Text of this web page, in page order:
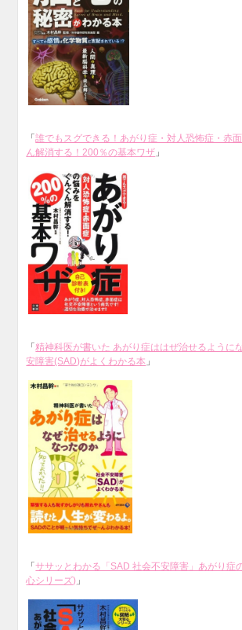
「誰でもスグできる！あがり症・対人恐怖症・赤
ん解消する！200％の基本ワザ 」
「精神科医が書いた あがり症ははぜ治せるように
安障害(SAD)がよくわかる本 」
「ササッとわかる「SAD 社会不安障害」あがり症
心シリーズ) 」